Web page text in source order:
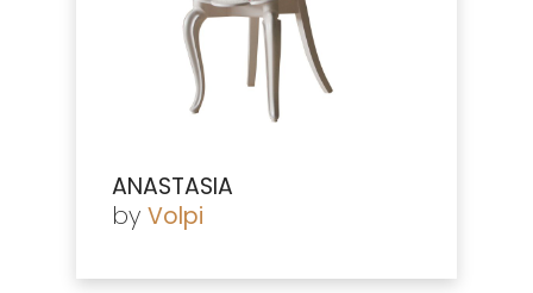
ANASTASIA
by Volpi